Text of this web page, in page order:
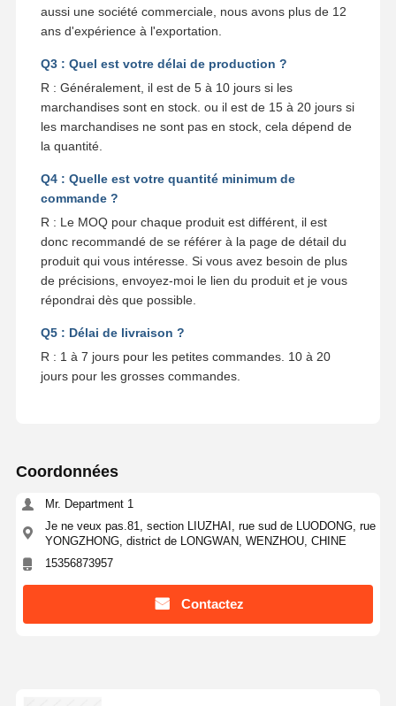
aussi une société commerciale, nous avons plus de 12
ans d'expérience à l'exportation.
Q3 : Quel est votre délai de production ?
R : Généralement, il est de 5 à 10 jours si les
marchandises sont en stock. ou il est de 15 à 20 jours si
les marchandises ne sont pas en stock, cela dépend de
la quantité.
Q4 : Quelle est votre quantité minimum de
commande ?
R : Le MOQ pour chaque produit est différent, il est
donc recommandé de se référer à la page de détail du
produit qui vous intéresse. Si vous avez besoin de plus
de précisions, envoyez-moi le lien du produit et je vous
répondrai dès que possible.
Q5 : Délai de livraison ?
R : 1 à 7 jours pour les petites commandes. 10 à 20
jours pour les grosses commandes.
Coordonnées
Mr. Department 1
Je ne veux pas.81, section LIUZHAI, rue sud de LUODONG, rue
YONGZHONG, district de LONGWAN, WENZHOU, CHINE
15356873957
Contactez